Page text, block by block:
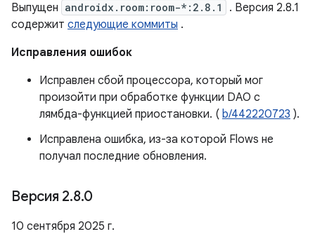
Выпущен androidx.room:room-*:2.8.1
. Версия 2.8.1
содержит следующие коммиты .
Исправления ошибок
Исправлен сбой процессора, который мог
произойти при обработке функции DAO с
лямбда-функцией приостановки. ( b/442220723 ).
Исправлена ​​ошибка, из-за которой Flows не
получал последние обновления.
Версия 2.8.0
10 сентября 2025 г.